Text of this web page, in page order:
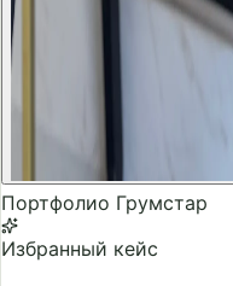
Портфолио Грумстар
Избранный кейс